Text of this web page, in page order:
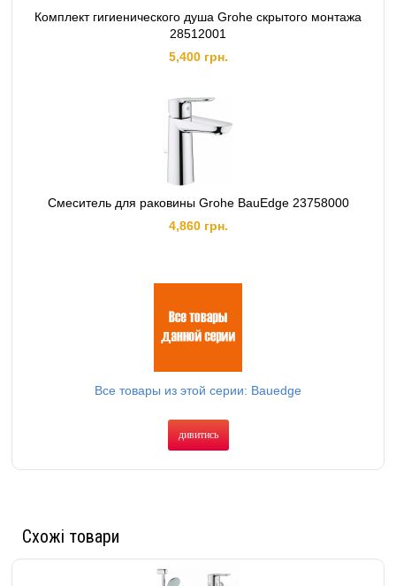
Комплект гигиенического душа Grohe скрытого монтажа
28512001
5,400 грн.
Смеситель для раковины Grohe BauEdge 23758000
4,860 грн.
Все товары из этой серии: Bauedge
дивитись
Схожі товари